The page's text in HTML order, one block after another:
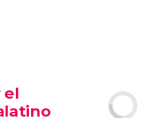
Vaticanos y la Capilla
el